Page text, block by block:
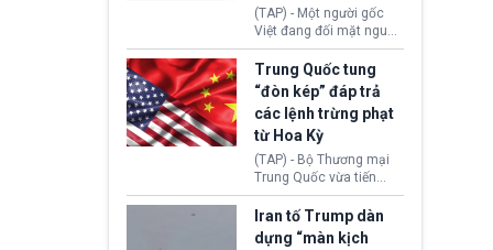
(TAP) - Một người gốc
Việt đang đối mặt nguy
cơ bị trục xuất khỏi Hoa
Kỳ sau khi đã chấp hành
xong bản án liên quan
đến tội ác từ hơn 30
năm trước tại California.
Trung Quốc tung
“đòn kép” đáp trả
các lệnh trừng phạt
từ Hoa Kỳ
(TAP) - Bộ Thương mại
Trung Quốc vừa tiến
hành áp đặt lệnh trừng
phạt lên hàng loạt thực
thể và siết chặt kiểm
Iran tố Trump dàn
dựng “màn kịch